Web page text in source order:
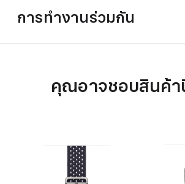
การทำงานร่วมกัน
คุณอาจชอบสินค้